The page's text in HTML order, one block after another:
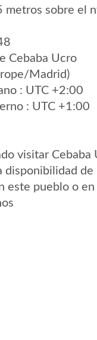
sobre el
Cebaba Ucro
Madrid)
: UTC +2:00
: UTC +1:00
visitar Cebaba
disponibilidad de
este pueblo o en